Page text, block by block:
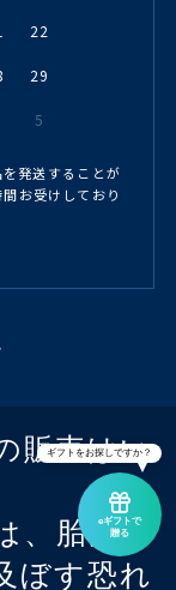
22
29
5
発送することが
お受けしており
販売はい
、胎児・
ぼす恐れ
eギフトで
贈る
ギフトをお探しですか？